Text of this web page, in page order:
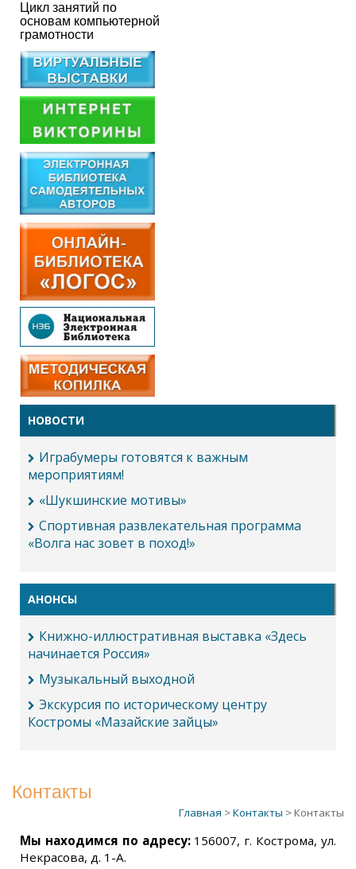
Цикл занятий по
основам компьютерной
грамотности
НОВОСТИ
Играбумеры готовятся к важным
мероприятиям!
«Шукшинские мотивы»
Спортивная развлекательная программа
«Волга нас зовет в поход!»
АНОНСЫ
Книжно-иллюстративная выставка «Здесь
начинается Россия»
Музыкальный выходной
Экскурсия по историческому центру
Костромы «Мазайские зайцы»
Контакты
Главная >Контакты > Контакты
Мы находимся по адресу: 156007, г. Кострома, ул.
Некрасова, д. 1-А.